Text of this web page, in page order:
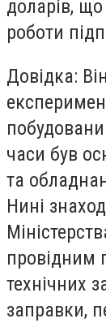
доларів,
роботи
Довідка:
часи був
та
Нині
провідним
технічних
заправки,